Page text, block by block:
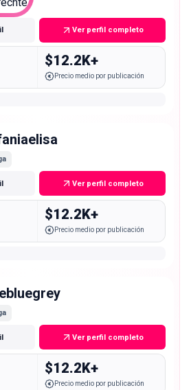
Ver perfil completo
$12.2K+
Precio medio por publicación
Ver perfil completo
$12.2K+
Precio medio por publicación
Ver perfil completo
$12.2K+
Precio medio por publicación